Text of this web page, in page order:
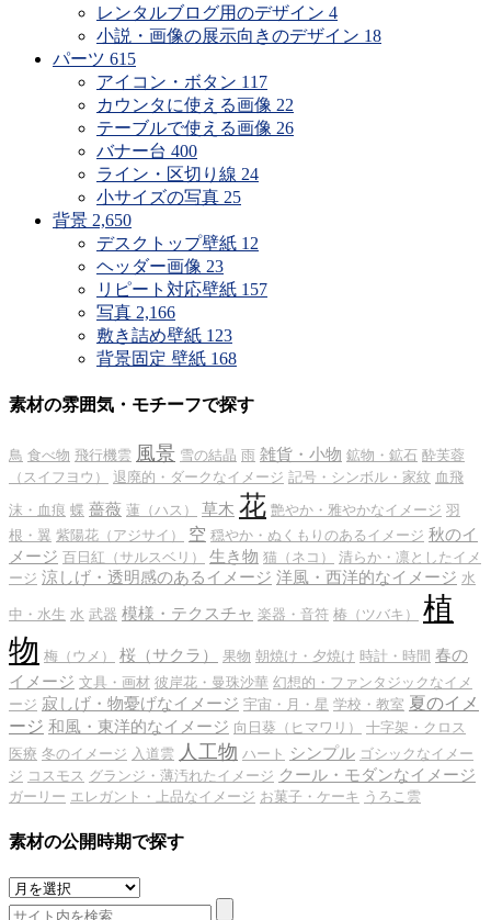
レンタルブログ用のデザイン 4
小説・画像の展示向きのデザイン 18
パーツ 615
アイコン・ボタン 117
カウンタに使える画像 22
テーブルで使える画像 26
バナー台 400
ライン・区切り線 24
小サイズの写真 25
背景 2,650
デスクトップ壁紙 12
ヘッダー画像 23
リピート対応壁紙 157
写真 2,166
敷き詰め壁紙 123
背景固定 壁紙 168
素材の雰囲気・モチーフで探す
鳥 食べ物 飛行機雲 風景 雪の結晶 雨 雑貨・小物 鉱物・鉱石 酔芙蓉
（スイフヨウ）
退廃的・ダークなイメージ 記号・シンボル・家紋 血飛
沫・血痕 蝶 薔薇 蓮（ハス） 草木 花 艶やか・雅やかなイメージ 羽
根・翼 紫陽花（アジサイ） 空 穏やか・ぬくもりのあるイメージ 秋のイ
メージ 百日紅（サルスベリ） 生き物 猫（ネコ）
清らか・凛としたイメ
ージ 涼しげ・透明感のあるイメージ 洋風・西洋的なイメージ 水
中・水生 水 武器 模様・テクスチャ 楽器・音符 椿（ツバキ）
植
物 梅（ウメ） 桜（サクラ） 果物 朝焼け・夕焼け 時計・時間 春の
イメージ 文具・画材 彼岸花・曼珠沙華 幻想的・ファンタジックなイメ
ージ 寂しげ・物憂げなイメージ 宇宙・月・星 学校・教室 夏のイメ
ージ 和風・東洋的なイメージ 向日葵（ヒマワリ）
十字架・クロス
医療 冬のイメージ 入道雲 人工物 ハート シンプル ゴシックなイメー
ジ コスモス グランジ・薄汚れたイメージ クール・モダンなイメージ
ガーリー エレガント・上品なイメージ お菓子・ケーキ うろこ雲
素材の公開時期で探す
素
材